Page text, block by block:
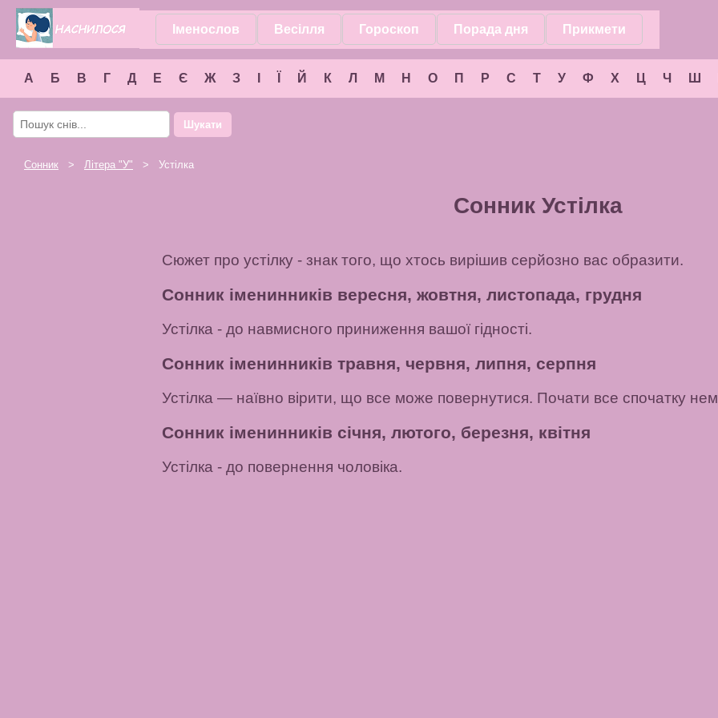
Іменослов Весілля Гороскоп Порада дня Прикмети
А Б В Г Д Е Є Ж З Й К Л М Н О П Р С Т У Ф Х Ц Ч Ш
Шукати
Сонник > Літера "У" > Устілка
Сонник Устілка
Сюжет про устілку - знак того, що хтось вирішив серйозно вас образити.
Сонник іменинників вересня, жовтня, листопада, грудня
Устілка- до навмисного приниження вашої гідності.
Сонник іменинників травня, червня, липня, серпня
Устілка— наївно вірити, що все може повернутися. Почати все спочатку
Сонник іменинників січня, лютого, березня, квітня
Устілка- до повернення чоловіка.